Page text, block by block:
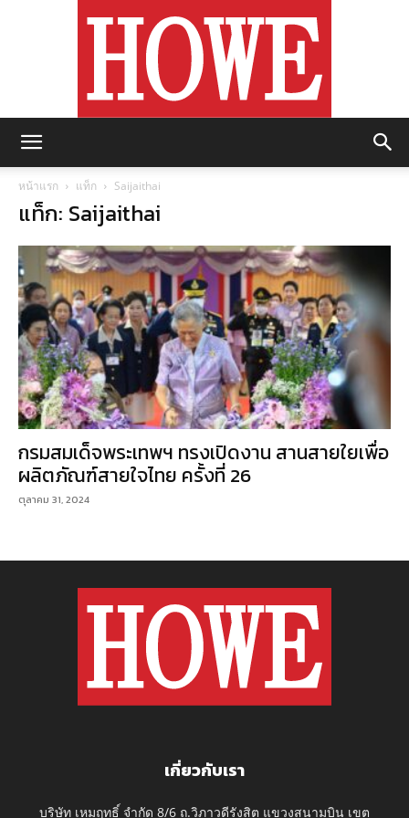
หน้าแรก แท็ก Saijaithai
แท็ก: Saijaithai
กรมสมเด็จพระเทพฯ ทรงเปิดงาน สานสายใยเพื่อ
ผลิตภัณฑ์สายใจไทย ครั้งที่ 26
ตุลาคม 31, 2024
เกี่ยวกับเรา
บริษัท เหมฤทธิ์ จำกัด 8/6 ถ.วิภาวดีรังสิต แขวงสนามบิน เขต